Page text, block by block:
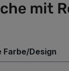
mit
Farbe/Design